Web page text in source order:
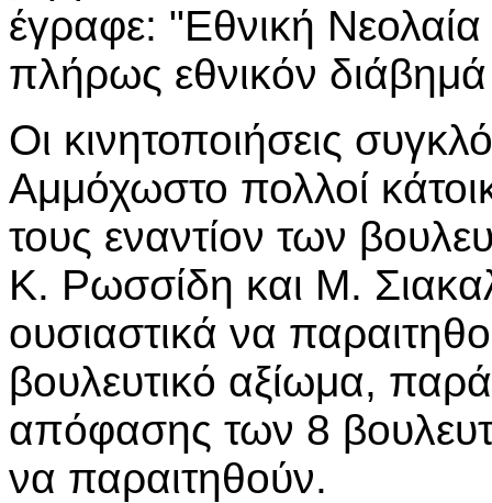
έγραφε: "Εθνική Νεολαία
πλήρως εθνικόν
Οι κινητοποιήσεις
Αμμόχωστο πολλοί
τους εναντίον των
Κ. Ρωσσίδη και Μ.
ουσιαστικά να
βουλευτικό αξίωμα,
απόφασης των 8
να παραιτηθούν.